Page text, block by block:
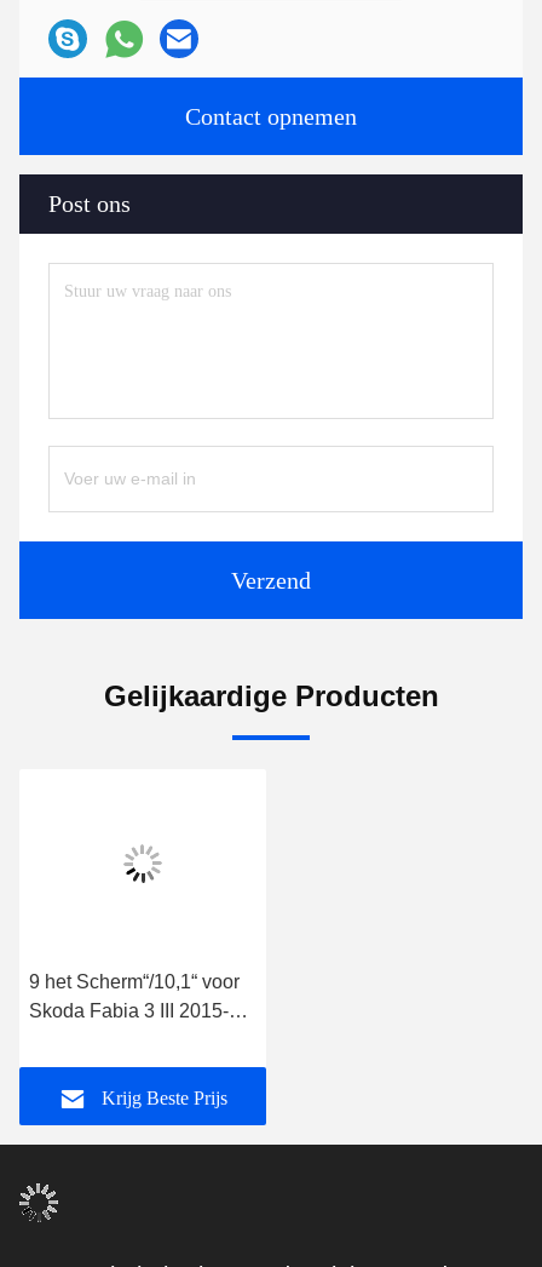
Contact opnemen
Post ons
Verzend
Gelijkaardige Producten
9 het Scherm“/10,1“ voor
Skoda Fabia 3 III 2015-
installatie Van
verschillende media
Krijg Beste Prijs